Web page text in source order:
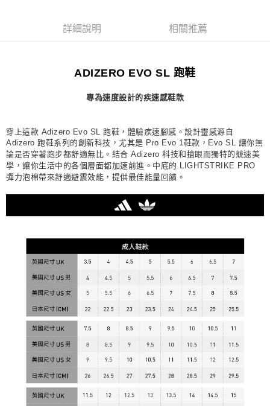
買賣價金債權讓與本公司後，依約使用本公司帳單繳交帳款。
資料（包含姓名、電話或地址）提供予台灣大哥大進項蒐集、處理及利用，
２．訂單成立數日內，您將收到繳費通知簡訊。
３．收到繳費通知簡訊後14天內，點擊此簡訊中的連結，可透過四大超商／
購買商品的店家。未經商家同意取消之訂單仍視為有效，需透過AFTEE先享
後付繳納相關費用。
是否繳費成功／繳費後需取消欲退款等相關疑問，請聯繫「AFTEE先享後付
【注意事項】
１．透過由恩沛科技股份有限公司提供之「AFTEE先享後付」服務完成之交
易，需依本服務之必要範圍內提供個人資料，並將交易相關給付款項請求債
權轉讓予恩沛科技股份有限公司。
２．關於個人資料處理事宜，請瀏覽以下網址：
３．未成年的使用者請事先徵得法定代理人或監護人之同意方可使用
「AFTEE先享後付」，若未經同意申辦者引起之損失，本公司不負相關責
時審查核予不同之上限額度；若仍有額度不足之情形，本公司將視審查結果
請求用戶進行身份認證。
５．嚴禁一人註冊多個帳號或使用他人資訊註冊。若發現惡意使用之情形，
恩沛科技股份有限公司將有權停止該用戶之使用額度並採取法律行動。
每筆NT$70，滿NT$899(含以上)免運費
每筆NT$100，滿NT$1,000(含以上)免運費
詳細說明 相關推薦
ADIZERO EVO SL 跑鞋
專為速度設計的疾速感鞋款
穿上這款 Adizero Evo SL 跑鞋，體驗疾速腳感。設計靈感源自
Adizero 跑鞋系列的創新科技，尤其是 Pro Evo 1鞋款，Evo SL 讓你無
論是否穿著跑步都舒適無比。結合 Adizero 科技和搶眼而獨特的競速美
學，讓你生活中的各個層面都加速前進。中底的 LIGHTSTRIKE PRO
彈力泡棉帶來舒適避震效能，提供最佳能量回饋。